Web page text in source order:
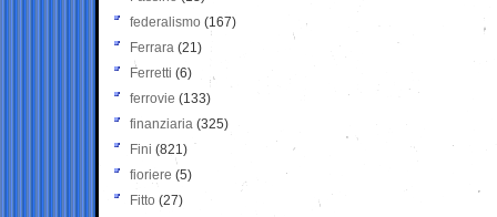
federalismo (167)
Ferrara (21)
Ferretti (6)
ferrovie (133)
finanziaria (325)
Fini (821)
fioriere (5)
Fitto (27)